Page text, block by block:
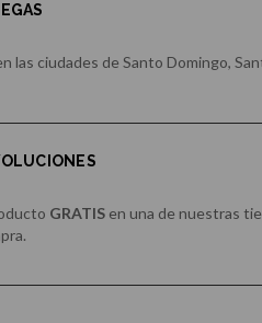
las ciudades de Santo Domingo,
GRATIS en una de nuestras